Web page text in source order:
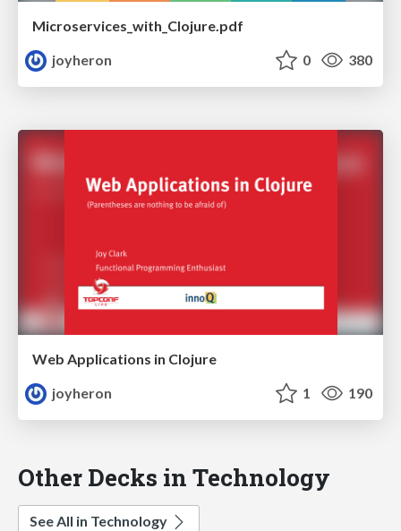
Microservices_with_Clojure.pdf
joyheron
0 380
Web Applications in Clojure
joyheron
1 190
Other Decks in Technology
See All in Technology